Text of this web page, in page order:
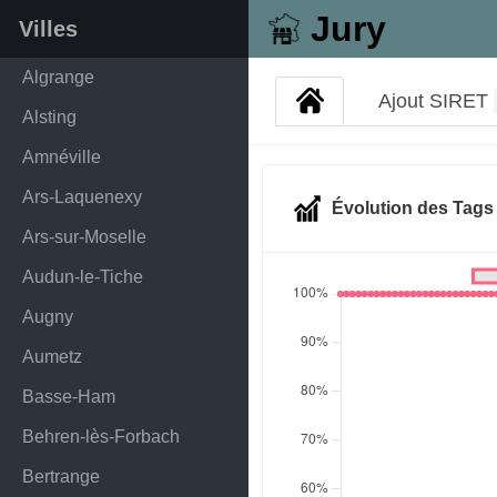
Jury
Villes
Algrange
Alsting
Amnéville
Ars-Laquenexy
Ars-sur-Moselle
Audun-le-Tiche
Augny
Aumetz
Basse-Ham
Behren-lès-Forbach
Bertrange
Ajout SIRET
Évolution des